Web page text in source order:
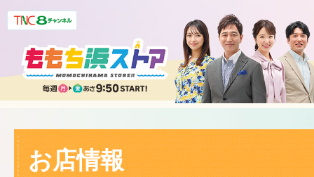
お店情報